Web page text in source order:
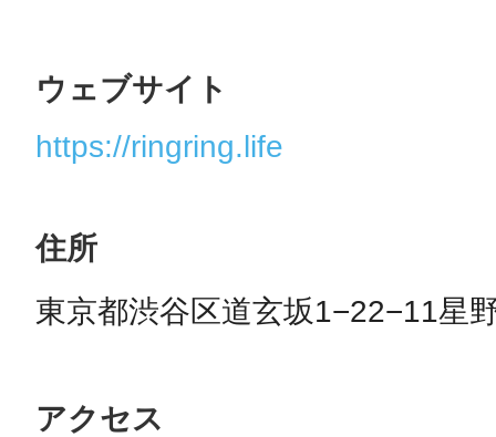
ウェブサイト
https://ringring.life
住所
東京都渋谷区道玄坂1−22−11星
アクセス